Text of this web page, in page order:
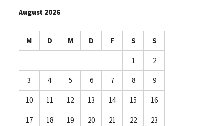
August 2026
M D M D F S S
1 2
3 4 5 6 7 8 9
10 11 12 13 14 15 16
17 18 19 20 21 22 23